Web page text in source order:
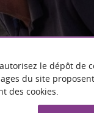
le dépôt de
du site
des cookies.